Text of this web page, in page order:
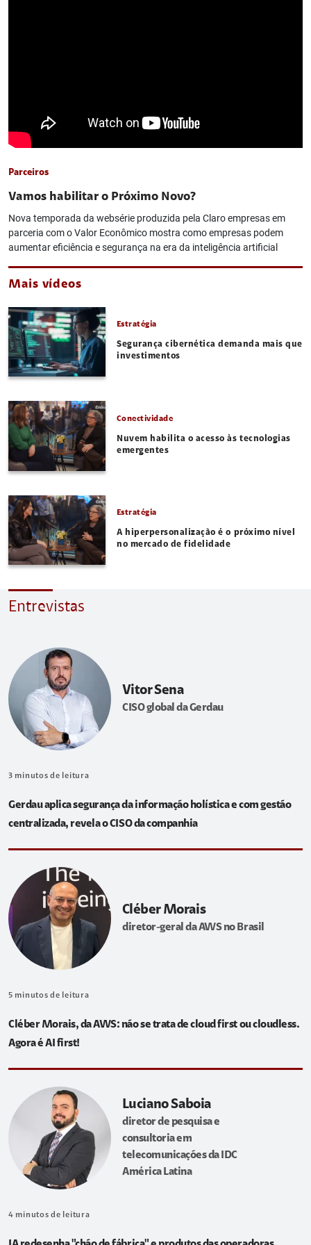
Parceiros
Vamos habilitar o Próximo Novo?
Nova temporada da websérie produzida pela Claro empresas em
parceria com o Valor Econômico mostra como empresas podem
aumentar eficiência e segurança na era da inteligência artificial
Mais vídeos
Estratégia
Segurança cibernética demanda mais que
investimentos
Conectividade
Nuvem habilita o acesso às tecnologias
emergentes
Estratégia
A hiperpersonalização é o próximo nível
no mercado de fidelidade
Entrevistas
Vitor Sena
CISO global da Gerdau
3 minutos de leitura
Gerdau aplica segurança da informação holística e com gestão
centralizada, revela o CISO da companhia
Cléber Morais
diretor-geral da AWS no Brasil
5 minutos de leitura
Cléber Morais, da AWS: não se trata de cloud first ou cloudless.
Agora é AI first!
Luciano Saboia
diretor de pesquisa e
consultoria em
telecomunicações da IDC
América Latina
4 minutos de leitura